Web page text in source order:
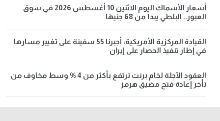
أسعار الأسماك اليوم الاثنين 10 أغسطس 2026 في سوق
العبور.. البلطي يبدأ من 68 جنيهًا
القيادة المركزية الأمريكية: أجبرنا 55 سفينة على تغيير مسارها
في إطار تنفيذ الحصار على إيران
العقود الآجلة لخام برنت ترتفع بأكثر من 4 % وسط مخاوف من
تأخر إعادة فتح مضيق هرمز